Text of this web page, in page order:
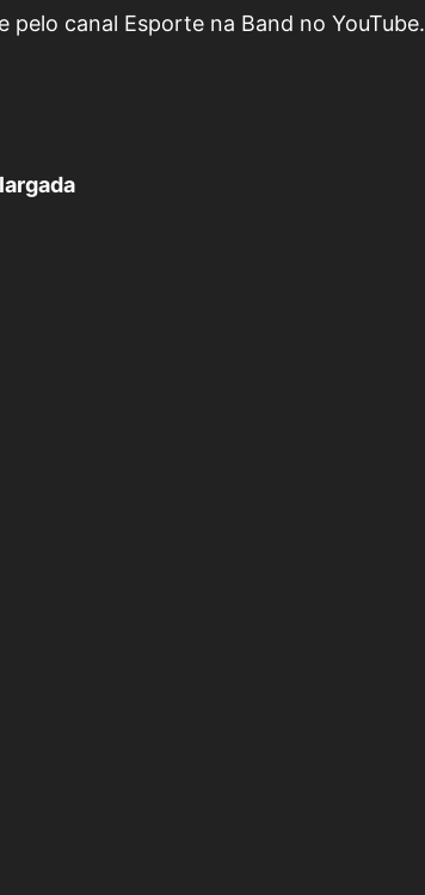
canal Esporte na Band no YouTube.